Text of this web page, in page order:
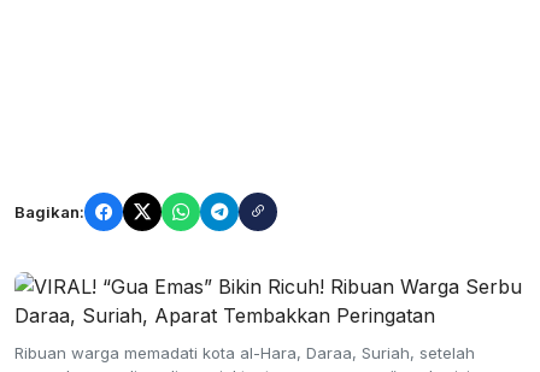
Bagikan:
Ribuan warga memadati kota al-Hara, Daraa, Suriah, setelah